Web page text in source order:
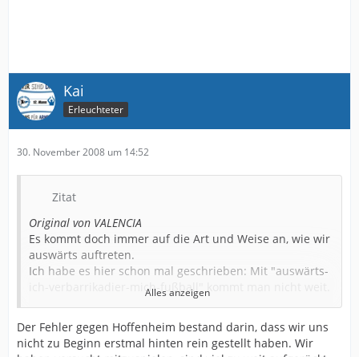
Kai
Erleuchteter
30. November 2008 um 14:52
Zitat
Original von VALENCIA
Es kommt doch immer auf die Art und Weise an, wie wir
auswärts auftreten.
Ich habe es hier schon mal geschrieben: Mit "auswärts-
ich-verbarrikadier-mich-fußball" kommt man nicht weit.
Moderner Fußball sieht anders aus, als sich von
vorneherein vorzunehmen sich 90 Minuten hinten rein
zu stellen und keinen Fußball zu spielen.
Alles anzeigen
Der Fehler gegen Hoffenheim bestand darin, dass wir uns
nicht zu Beginn erstmal hinten rein gestellt haben. Wir